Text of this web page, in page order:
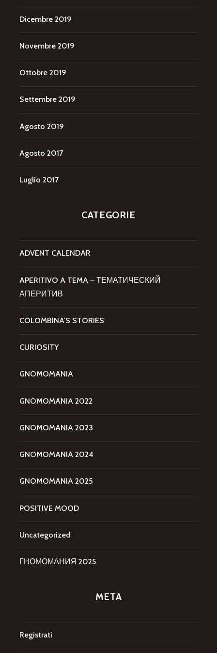
Dicembre 2019
Novembre 2019
Ottobre 2019
Settembre 2019
Agosto 2019
Agosto 2017
Luglio 2017
CATEGORIE
ADVENT CALENDAR
APERITIVO A TEMA – ТЕМАТИЧЕСКИЙ
АПЕРИТИВ
COLOMBINA'S STORIES
CURIOSITY
GNOMOMANIA
GNOMOMANIA 2022
GNOMOMANIA 2023
GNOMOMANIA 2024
GNOMOMANIA 2025
POSITIVE MOOD
Uncategorized
ГНОМОМАНИЯ 2025
META
Registrati